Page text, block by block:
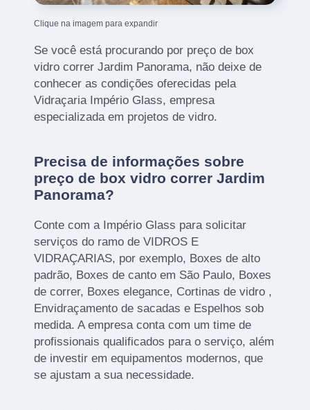
Clique na imagem para expandir
Se você está procurando por preço de box
vidro correr Jardim Panorama, não deixe de
conhecer as condições oferecidas pela
Vidraçaria Império Glass, empresa
especializada em projetos de vidro.
Precisa de informações sobre
preço de box vidro correr Jardim
Panorama?
Conte com a Império Glass para solicitar
serviços do ramo de VIDROS E
VIDRAÇARIAS, por exemplo, Boxes de alto
padrão, Boxes de canto em São Paulo, Boxes
de correr, Boxes elegance, Cortinas de vidro ,
Envidraçamento de sacadas e Espelhos sob
medida. A empresa conta com um time de
profissionais qualificados para o serviço, além
de investir em equipamentos modernos, que
se ajustam a sua necessidade.